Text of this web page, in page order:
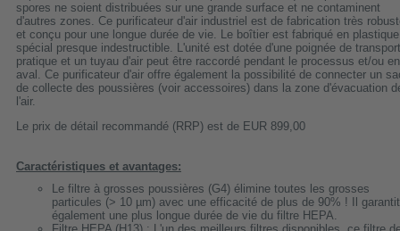
spores ne soient distribuées sur une grande surface et ne contaminent
d'autres zones. Ce purificateur d'air industriel est de fabrication très
et conçu pour une longue durée de vie. Le boîtier est fabriqué en plastique
spécial presque indestructible. L'unité est dotée d'une poignée de transport
pratique et un tuyau d'air peut être raccordé pendant le processus et/ou en
aval. Ce purificateur d'air offre également la possibilité de connecter un
de collecte des poussières (voir accessoires) dans la zone d'évacuation
l'air.
Le prix de détail recommandé (RRP) est de EUR 899,00
Caractéristiques et avantages:
Le filtre à grosses poussières (G4) élimine toutes les grosses
particules (> 10 µm) avec une efficacité de plus de 90% ! Il garantit
également une plus longue durée de vie du filtre HEPA.